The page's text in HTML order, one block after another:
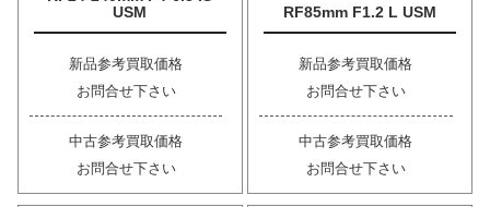
USM
新品参考買取価格
お問合せ下さい
中古参考買取価格
お問合せ下さい
RF85mm F1.2 L USM
新品参考買取価格
お問合せ下さい
中古参考買取価格
お問合せ下さい